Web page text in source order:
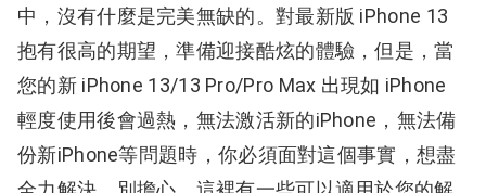
中，沒有什麼是完美無缺的。 對最新版 iPhone 13
抱有很高的期望，準備迎接酷炫的體驗，但是，當
您的新 iPhone 13/13 Pro/Pro Max 出現如 iPhone
輕度使用後會過熱，無法激活新的iPhone，無法備
份新iPhone等問題時， 你必須面對這個事實，想盡